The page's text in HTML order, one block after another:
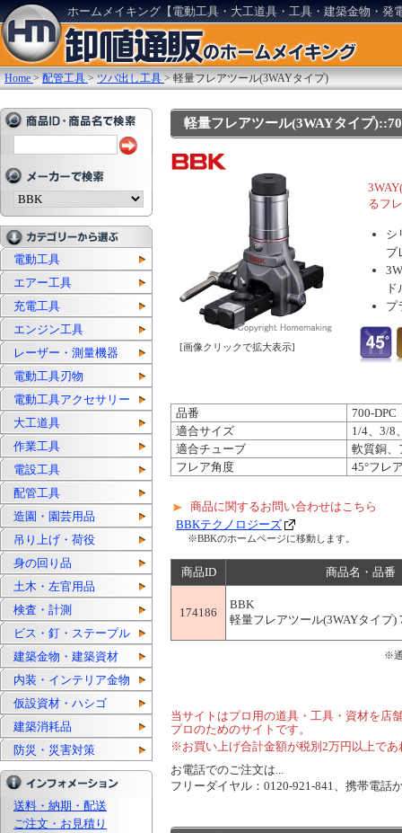
ホームメイキング【電動工具・大工道具・工具・建築金物・発
Home >配管工具 >ツバ出し工具 >軽量フレアツール(3WAYタイプ)
電動工具
エアー工具
充電工具
エンジン工具
レーザー・測量機器
電動工具刃物
電動工具アクセサリー
大工道具
作業工具
電設工具
配管工具
造園・園芸用品
吊り上げ・荷役
身の回り品
土木・左官用品
検査・計測
ビス・釘・ステープル
建築金物・建築資材
内装・インテリア金物
仮設資材・ハシゴ
建築消耗品
防災・災害対策
送料・納期・配送
ご注文・お見積り
軽量フレアツール(3WAYタイプ
[画像クリックで拡大表示]
るフ
シ
ブ
プ
品番
700-DPC
適合サイズ
1/4、3/8
適合チューブ
軟質銅、
フレア角度
45°フレ
商品に関するお問い合わせはこちら
BBKテクノロジーズ
※BBKのホームページに移動します。
商品ID 商品名・品番
174186
BBK
軽量フレアツール(3WAYタイプ)
※
当サイトはプロ用の道具・工具・資材を店
プロのためのサイトです。
※お買い上げ合計金額が税別2万円以上で
お電話でのご注文は...
フリーダイヤル：0120-921-841、携帯電